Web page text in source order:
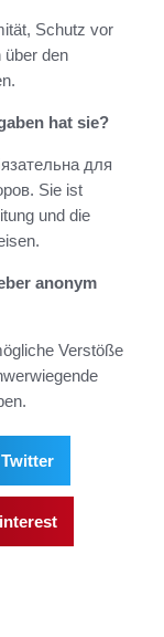
Schutz vor
über den
hat sie?
для
Sie ist
und die
anonym
Verstöße
Twitter